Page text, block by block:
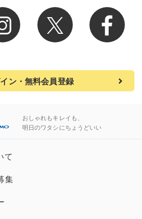
ン・無料会員登録
おしゃれもキレイも、
明日のワタシにちょうどいい
て
集